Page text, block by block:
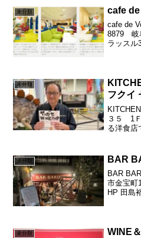
未分類
cafe de
8879 岐
ラッスル
未分類
フクイ
３５ 1
る洋食店
岐山』で
フの洋...
未分類 BAR
BAR
市金宝町
HP 田島
未分類 WINE